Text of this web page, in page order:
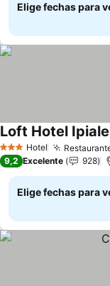
Elige fechas para
3 Estrellas
Hotel
Loft Hotel
9,2 Excelente 928
Elige fechas para